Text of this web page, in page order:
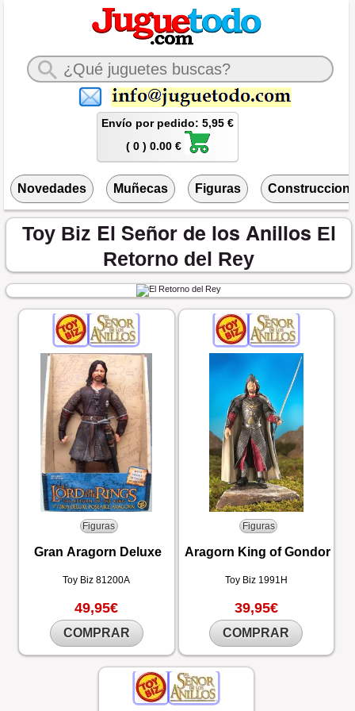
Envío por pedido: 5,95 €
( 0 ) 0.00 €
Novedades Muñecas Figuras
Toy Biz El Señor de los Anillos El
Retorno del Rey
Figuras
Gran Aragorn Deluxe
Toy Biz81200A
49,95€
COMPRAR
Figuras
Aragorn King of Gondor
Toy Biz 1991H
39,95€
COMPRAR